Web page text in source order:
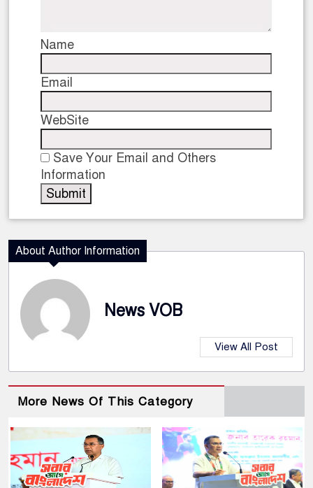
Name
Email
WebSite
Save Your Email and Others
Information
About Author Information
News VOB
View All Post
More News Of This Category